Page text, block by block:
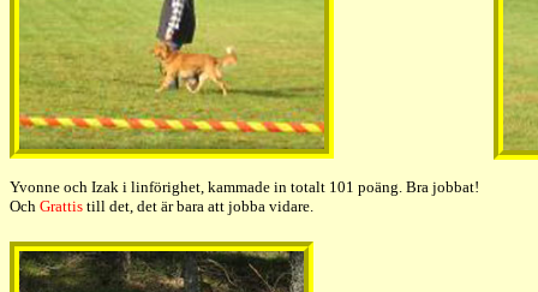
Yvonne och Izak i linförighet, kammade in totalt 101 poäng. Bra jobbat!
Och Grattis till det, det är bara att jobba vidare.